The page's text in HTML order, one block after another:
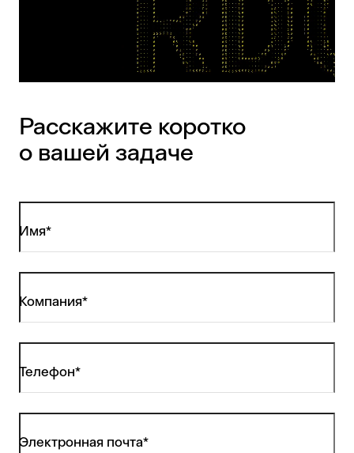
Расскажите коротко
о вашей задаче
Имя*
Компания*
Телефон*
Электронная почта*